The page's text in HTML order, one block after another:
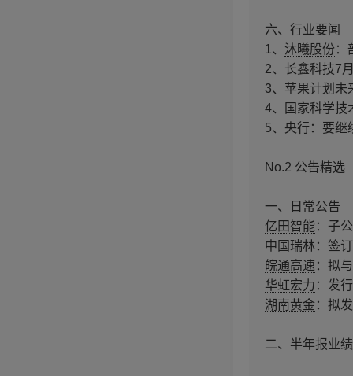
六、行业要闻
1、 沐曦股份 ：
2、长鑫科技7
3、苹果计划未
4、国家科学技
5、央行：要继
No.2 公告精选
一、日常公告
亿田智能 ：子
中国瑞林 ：签
皖通高速 ：拟
华虹宏力 ：发
湖南黄金：拟
二、半年报业绩